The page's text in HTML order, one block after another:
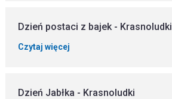
Dzień postaci z bajek - Krasnoludki
Czytaj więcej
Dzień Jabłka - Krasnoludki